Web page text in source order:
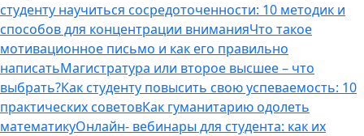
студенту научиться сосредоточенности: 10 методик и
способов для концентрации вниманияЧто такое
мотивационное письмо и как его правильно
написатьМагистратура или второе высшее – что
выбрать?Как студенту повысить свою успеваемость: 10
практических советовКак гуманитарию одолеть
математикуОнлайн- вебинары для студента: как их